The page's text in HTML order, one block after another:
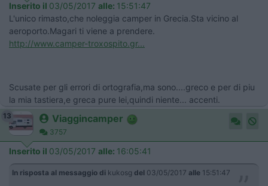
Inserito il 03/05/2017 alle: 15:51:47
L'unico rimasto,che noleggia camper in Grecia.Sta vicino al
aeroporto.Magari ti viene a prendere.
http://www.camper-troxospito.gr...
Scusate per gli errori di ortografia,ma sono....greco e per di piu
la mia tastiera,e greca pure lei,quindi niente... accenti.
13 Viaggincamper
3757
Inserito il 03/05/2017 alle: 16:05:41
In risposta al messaggio di kukosg del 03/05/2017 alle 15:51:47